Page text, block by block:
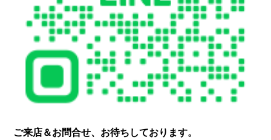
ご来店＆お問合せ、お待ちしております。